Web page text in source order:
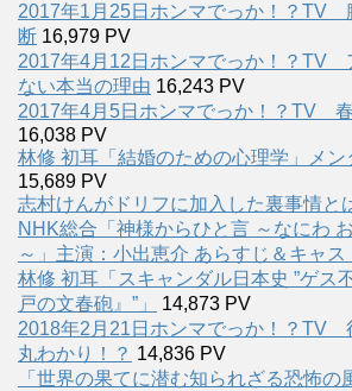
2017年1月25日ホンマでっか！？TV
断 16,979 PV
2017年4月12日ホンマでっか！？TV
ない本当の理由 16,243 PV
2017年4月5日ホンマでっか！？TV
16,038 PV
林修 初耳「結婚のための心理学」メ
15,689 PV
志村けんがドリフに加入した裏事情と
NHK総合「神様からひと言 ～なにわ
～」主演：小出恵介 あらすじ＆キャス
林修 初耳「スキャンダル日本史 ”ゲス
戸の文春砲』”」
14,873 PV
2018年2月21日ホンマでっか！？TV
丸わかり！？ 14,836 PV
「世界の果てに潜む知られざる恐怖の